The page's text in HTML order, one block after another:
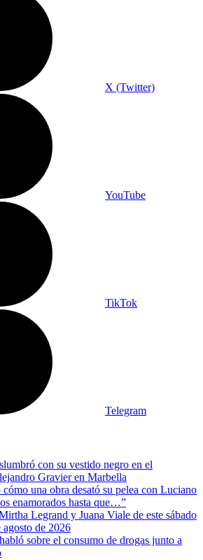
X (Twitter)
YouTube
TikTok
Telegram
con su vestido negro en el
Gravier en Marbella
una obra desató su pelea con Luciano
enamorados hasta que…”
Legrand y Juana Viale de este sábado
de 2026
sobre el consumo de drogas junto a